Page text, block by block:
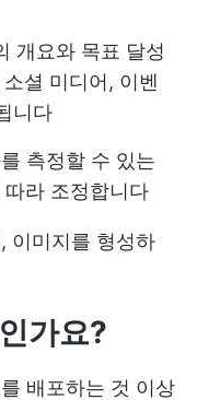
개요와 목표 달성
셜 미디어, 이벤
니다
측정할 수 있는
라 조정합니다
이미지를 형성하
가요?
배포하는 것 이상